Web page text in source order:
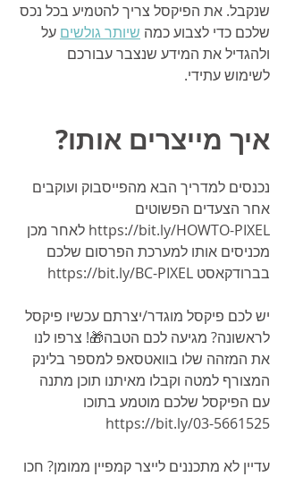
שנקבל. את הפיקסל צריך להטמיע בכל נכס
שלכם כדי לצבוע כמה שיותר גולשים על
ולהגדיל את המידע שנצבר עבורכם
לשימוש עתידי.
איך מייצרים אותו?
נכנסים למדריך הבא מהפייסבוק ועוקבים
אחר הצעדים הפשוטים
https://bit.ly/HOWTO-PIXEL לאחר מכן
מכניסים אותו למערכת הפרסום שלכם
בברודקאסט https://bit.ly/BC-PIXEL
יש לכם פיקסל מוגדר/יצרתם עכשיו פיקסל
לראשונה? מגיעה לכם הטבה🎁! צרפו לנו
את המזהה שלו בוואטסאפ למספר בלינק
המצורף למטה וקבלו מאיתנו תוכן מתנה
עם הפיקסל שלכם מוטמע בתוכו
https://bit.ly/03-5661525
עדיין לא מתכננים לייצר קמפיין ממומן? חכו